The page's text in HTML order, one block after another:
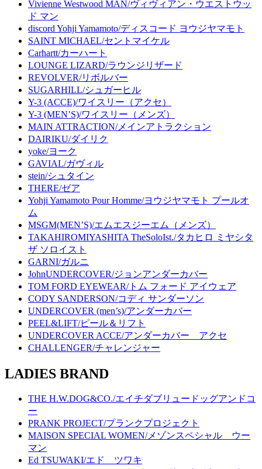
Vivienne Westwood MAN/ヴィヴィアン・ウエストウッ
ド マン
discord Yohji Yamamoto/ディスコード ヨウジヤマモト
SAINT MICHAEL/セントマイケル
Carhartt/カーハート
LOUNGE LIZARD/ラウンジリザード
REVOLVER/リボルバー
SUGARHILL/シュガーヒル
Y-3 (ACCE)/ワイスリー（アクセ）
Y-3 (MEN’S)/ワイスリー（メンズ）
MAIN ATTRACTION/メインアトラクション
DAIRIKU/ダイリク
yoke/ヨーク
GAVIAL/ガヴィル
stein/シュタイン
THERE/ゼア
Yohji Yamamoto Pour Homme/ヨウジヤマモト プールオ
ム
MSGM(MEN’S)/エムエスジーエム（メンズ）
TAKAHIROMIYASHITA TheSoloIst./タカヒロ ミヤシタ
ザ ソロイスト
GARNI/ガルニ
JohnUNDERCOVER/ジョンアンダーカバー
TOM FORD EYEWEAR/トム フォード アイウェア
CODY SANDERSON/コディ サンダーソン
UNDERCOVER (men’s)/アンダーカバー
PEEL&LIFT/ピール＆リフト
UNDERCOVER ACCE/アンダーカバー アクセ
CHALLENGER/チャレンジャー
LADIES BRAND
THE H.W.DOG&CO./エイチダブリュードッグアンドコ
ー
PRANK PROJECT/プランクプロジェクト
MAISON SPECIAL WOMEN/メゾンスペシャル ウー
マン
Ed TSUWAKI/エド ツワキ